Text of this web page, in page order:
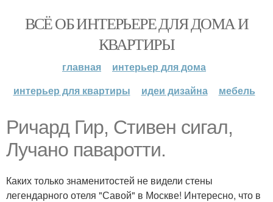
ВСЁ ОБ ИНТЕРЬЕРЕ ДЛЯ ДОМА И
КВАРТИРЫ
главная
интерьер для дома
интерьер для квартиры
идеи дизайна мебель
Ричард Гир, Стивен сигал,
Лучано паваротти.
Каких только знаменитостей не видели стены
легендарного отеля "Савой" в Москве! Интересно, что в